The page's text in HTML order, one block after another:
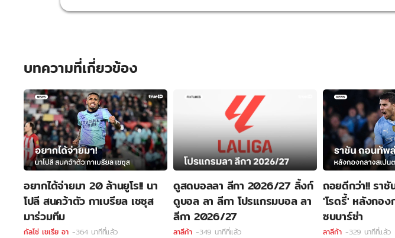
บทความที่เกี่ยวข้อง
อยากได้จ่ายมา 20 ล้านยูโร!! นา
โปลี สนคว้าตัว กาเบรียล เชซุส
มาร่วมทีม
กัลโช่ เซเรีย อา -364 นาทีที่แล้ว
ดูสดบอลลา ลีกา 2026/27 ลิ้งก์
ดูบอล ลา ลีกา โปรแกรมบอล ลา
ลีกา 2026/27
ลาลีก้า -349 นาทีที่แล้ว
ถอยดีกว่า!! รา
'โรดรี้' หลังกอง
ซบบาร์ซ่า
ลาลีก้า -329 นาทีที่แล้ว